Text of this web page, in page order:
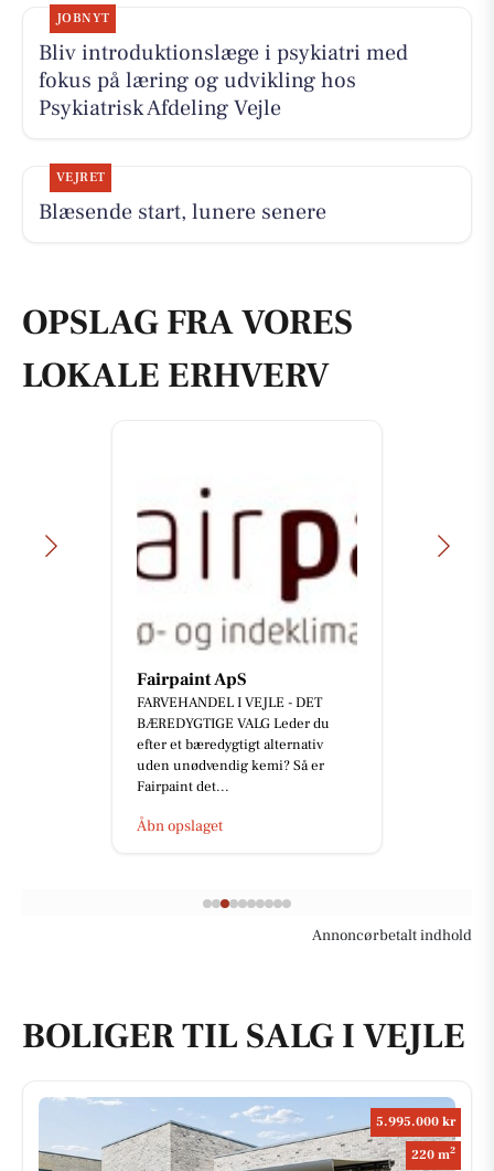
JOBNYT
Bliv introduktionslæge i psykiatri med
fokus på læring og udvikling hos
Psykiatrisk Afdeling Vejle
VEJRET
Blæsende start, lunere senere
OPSLAG FRA VORES
LOKALE ERHVERV
Fairpaint ApS
FARVEHANDEL I VEJLE - DET
BÆREDYGTIGE VALG Leder du
efter et bæredygtigt alternativ
uden unødvendig kemi? Så er
Fairpaint det...
Åbn opslaget
Annoncørbetalt indhold
BOLIGER TIL SALG I VEJLE
5.995.000 kr
220 m2